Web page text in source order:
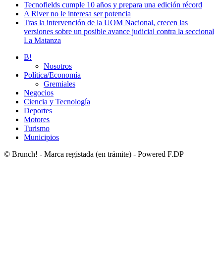
Tecnofields cumple 10 años y prepara una edición récord
A River no le interesa ser potencia
Tras la intervención de la UOM Nacional, crecen las
versiones sobre un posible avance judicial contra la seccional
La Matanza
B!
Nosotros
Política/Economía
Gremiales
Negocios
Ciencia y Tecnología
Deportes
Motores
Turismo
Municipios
© Brunch! - Marca registada (en trámite) - Powered F.DP